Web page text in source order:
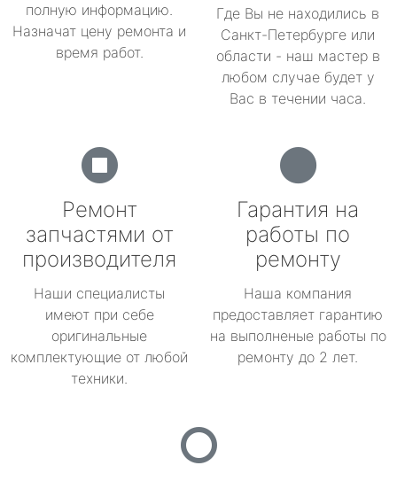
полную информацию.
Назначат цену ремонта и
время работ.
Где Вы не находились в
Санкт-Петербурге или
области - наш мастер в
любом случае будет у
Вас в течении часа.
Ремонт
запчастями от
производителя
Наши специалисты
имеют при себе
оригинальные
комплектующие от любой
техники.
Гарантия на
работы по
ремонту
Наша компания
предоставляет гарантию
на выполненые работы по
ремонту до 2 лет.